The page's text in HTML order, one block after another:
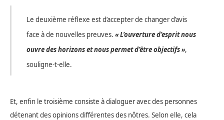
Le deuxième réflexe est d’accepter de changer d’avis
face à de nouvelles preuves.« L’ouverture d’esprit nous
ouvre des horizons et nous permet d’être objectifs »,
souligne-t-elle.
Et, enfin le troisième consiste à dialoguer avec des personnes
détenant des opinions différentes des nôtres. Selon elle, cela